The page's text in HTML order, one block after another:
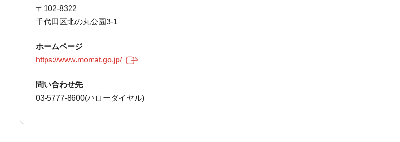
〒102-8322
千代田区北の丸公園3-1
ホームページ
https://www.momat.go.jp/
問い合わせ先
03-5777-8600(ハローダイヤル)